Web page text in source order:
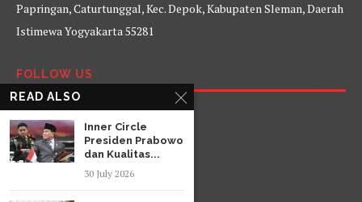
Papringan, Caturtunggal, Kec. Depok, Kabupaten Sleman, Daerah
Istimewa Yogyakarta 55281
FOLLOW US
Facebook
TwitterInstagramYouTube
READ ALSO
Inner Circle
Presiden Prabowo
dan Kualitas...
30 July 2026